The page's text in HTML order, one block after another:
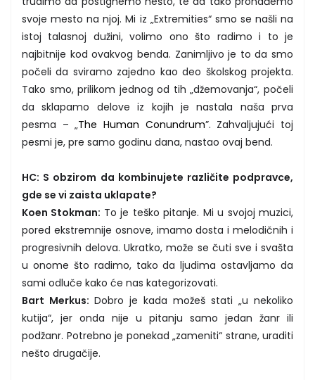
svoje mesto na njoj. Mi iz „Extremities“ smo se našli na
istoj talasnoj dužini, volimo ono što radimo i to je
najbitnije kod ovakvog benda. Zanimljivo je to da smo
počeli da sviramo zajedno kao deo školskog projekta.
Tako smo, prilikom jednog od tih „džemovanja“, počeli
da sklapamo delove iz kojih je nastala naša prva
pesma – „The Human Conundrum”. Zahvaljujući toj
pesmi je, pre samo godinu dana, nastao ovaj bend.
HC: S obzirom da kombinujete različite podpravce,
gde se vi zaista uklapate?
Koen Stokman: To je teško pitanje. Mi u svojoj muzici,
pored ekstremnije osnove, imamo dosta i melodičnih i
progresivnih delova. Ukratko, može se čuti sve i svašta
u onome što radimo, tako da ljudima ostavljamo da
sami odluče kako će nas kategorizovati.
Bart Merkus: Dobro je kada možeš stati „u nekoliko
kutija“, jer onda nije u pitanju samo jedan žanr ili
podžanr. Potrebno je ponekad „zameniti“ strane, uraditi
nešto drugačije.